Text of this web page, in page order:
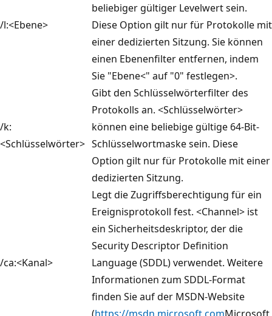
/l:<Ebene>
beliebiger gültiger Levelwert sein.
Diese Option gilt nur für Protokolle mit
einer dedizierten Sitzung. Sie können
einen Ebenenfilter entfernen, indem
Sie "Ebene<" auf "0" festlegen>.
/k:
<Schlüsselwörter>
Gibt den Schlüsselwörterfilter des
Protokolls an. <Schlüsselwörter>
können eine beliebige gültige 64-Bit-
Schlüsselwortmaske sein. Diese
Option gilt nur für Protokolle mit einer
dedizierten Sitzung.
/ca:<Kanal>
Legt die Zugriffsberechtigung für ein
Ereignisprotokoll fest. <Channel> ist
ein Sicherheitsdeskriptor, der die
Security Descriptor Definition
Language (SDDL) verwendet. Weitere
Informationen zum SDDL-Format
finden Sie auf der MSDN-Website
(https://msdn.microsoft.comMicrosoft